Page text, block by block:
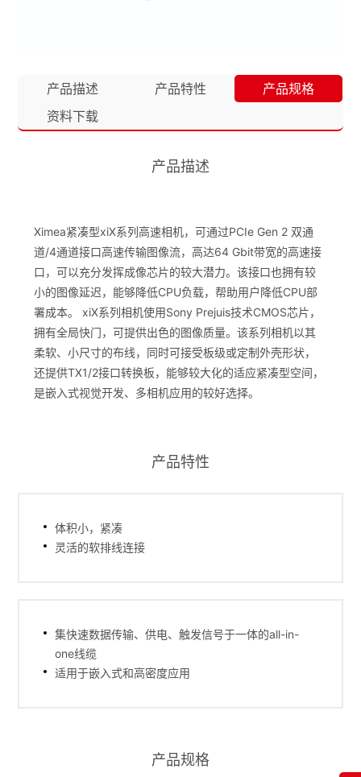
产品描述 产品特性
产品规格
资料下载
产品描述
Ximea紧凑型xiX系列高速相机，可通过PCIe Gen 2 双通
道/4通道接口高速传输图像流，高达64 Gbit带宽的高速接
口，可以充分发挥成像芯片的较大潜力。该接口也拥有较
小的图像延迟，能够降低CPU负载，帮助用户降低CPU部
署成本。 xiX系列相机使用Sony Prejuis技术CMOS芯片，
拥有全局快门，可提供出色的图像质量。该系列相机以其
柔软、小尺寸的布线，同时可接受板级或定制外壳形状，
还提供TX1/2接口转换板，能够较大化的适应紧凑型空间，
是嵌入式视觉开发、多相机应用的较好选择。
产品特性
体积小，紧凑
灵活的软排线连接
集快速数据传输、供电、触发信号于一体的all-in-
one线缆
适用于嵌入式和高密度应用
产品规格